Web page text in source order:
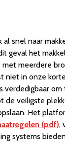
al snel naar
geval het
met meerdere
niet in onze
verdedigbaar
de veiligste
Het
(pdf),
systems